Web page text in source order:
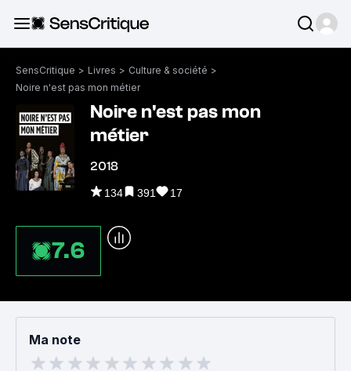
SensCritique > Livres > Culture & société >
Noire n'est pas mon métier
Noire n'est pas mon
métier
2018
134 391 17
7.6
Ma note